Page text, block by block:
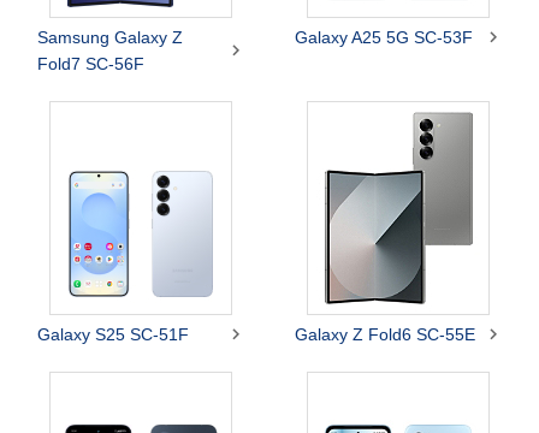
Samsung Galaxy Z
Fold7 SC-56F

Galaxy A25 5G SC-53F 
Galaxy S25 SC-51F  Galaxy Z Fold6 SC-55E 